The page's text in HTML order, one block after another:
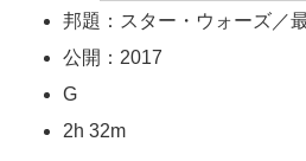
邦題：スター・ウォーズ／
公開：2017
G
2h 32m